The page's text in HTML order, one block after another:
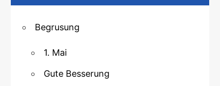
Begrusung
1. Mai
Gute Besserung